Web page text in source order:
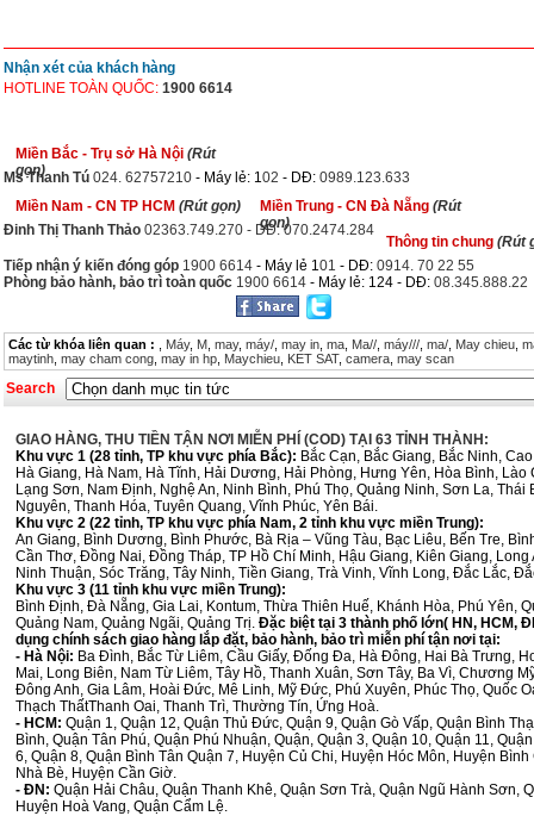
Nhận xét của khách hàng
HOTLINE TOÀN QUỐC: 1900 6614
Miền Bắc - Trụ sở Hà Nội (Rút
gọn)
Ms Thanh Tú 024. 62757210 - Máy lẻ: 102 - DĐ: 0989.123.633
Miền Nam - CN TP HCM (Rút gọn) Miền Trung - CN Đà Nẵng (Rút
gọn)
Đinh Thị Thanh Thảo 02363.749.270 - DĐ: 070.2474.284
Thông tin chung (Rút
Tiếp nhận ý kiến đóng góp 1900 6614 - Máy lẻ 101 - DĐ: 0914. 70 22 55
Phòng bảo hành, bảo trì toàn quốc 1900 6614 - Máy lẻ: 124 - DĐ: 08.345.888.22
Các từ khóa liên quan : Máy, M may, máy/ may in ma Ma// máy/// ma/ May chieu
maytinh may cham cong may in hp Maychieu KET SAT, camera may scan
Search
GIAO HÀNG, THU TIỀN TẬN NƠI MIỄN PHÍ (COD) TẠI 63 TỈNH THÀNH:
Khu vực 1 (28 tỉnh, TP khu vực phía Bắc): Bắc Cạn, Bắc Giang, Bắc Ninh,
Hà Giang, Hà Nam, Hà Tĩnh, Hải Dương, Hải Phòng, Hưng Yên, Hòa Bình, Lào
Lạng Sơn, Nam Định, Nghệ An, Ninh Bình, Phú Thọ, Quảng Ninh, Sơn La, Thái
Nguyên, Thanh Hóa, Tuyên Quang, Vĩnh Phúc, Yên Bái.
Khu vực 2 (22 tỉnh, TP khu vực phía Nam, 2 tỉnh khu vực miền Trung):
An Giang, Bình Dương, Bình Phước, Bà Rịa – Vũng Tàu, Bạc Liêu, Bến Tre,
Cần Thơ, Đồng Nai, Đồng Tháp, TP Hồ Chí Minh, Hậu Giang, Kiên Giang, Long
Ninh Thuận, Sóc Trăng, Tây Ninh, Tiền Giang, Trà Vinh, Vĩnh Long, Đắc Lắc,
Khu vực 3 (11 tỉnh khu vực miền Trung):
Bình Định, Đà Nẵng, Gia Lai, Kontum, Thừa Thiên Huế, Khánh Hòa, Phú Yên,
Quảng Nam, Quảng Ngãi, Quảng Trị. Đặc biệt tại 3 thành phố lớn( HN, HCM,
dụng chính sách giao hàng lắp đặt, bảo hành, bảo trì miễn phí tận nơi tại:
- Hà Nội: Ba Đình, Bắc Từ Liêm, Cầu Giấy, Đống Đa, Hà Đông, Hai Bà Trưng,
Mai, Long Biên, Nam Từ Liêm, Tây Hồ, Thanh Xuân, Sơn Tây, Ba Vì, Chương
Đông Anh, Gia Lâm, Hoài Đức, Mê Linh, Mỹ Đức, Phú Xuyên, Phúc Thọ, Quốc
Thạch ThấtThanh Oai, Thanh Trì, Thường Tín, Ứng Hoà.
- HCM: Quận 1, Quận 12, Quận Thủ Đức, Quận 9, Quận Gò Vấp, Quận Bình
Bình, Quận Tân Phú, Quận Phú Nhuận, Quận, Quận 3, Quận 10, Quận 11,
6, Quận 8, Quận Bình Tân Quận 7, Huyện Củ Chi, Huyện Hóc Môn, Huyện
Nhà Bè, Huyện Cần Giờ.
- ĐN: Quận Hải Châu, Quận Thanh Khê, Quận Sơn Trà, Quận Ngũ Hành Sơn,
Huyện Hoà Vang, Quận Cẩm Lệ.